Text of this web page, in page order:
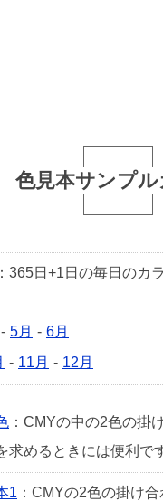
色見本サンプル
：365日+1日の毎日のカ
- 5月 - 6月
- 11月 - 12月
：CMYの中の2色の掛
求めるときには便利で
1 ：CMYの2色の掛け